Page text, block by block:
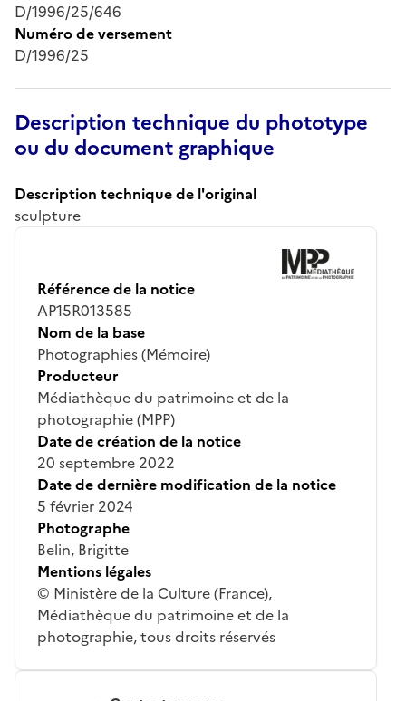
D/1996/25/646
Numéro de versement
D/1996/25
Description technique du phototype
ou du document graphique
Description technique de l'original
sculpture
Référence de la notice
AP15R013585
Nom de la base
Photographies (Mémoire)
Producteur
Médiathèque du patrimoine et de la
photographie (MPP)
Date de création de la notice
20 septembre 2022
Date de dernière modification de la notice
5 février 2024
Photographe
Belin, Brigitte
Mentions légales
© Ministère de la Culture (France),
Médiathèque du patrimoine et de la
photographie, tous droits réservés